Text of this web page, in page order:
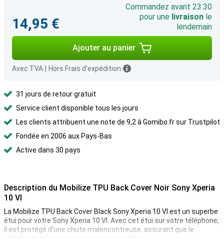
14,95 €
Commandez avant 23:30
pour une livraison le
lendemain
Ajouter au panier
Avec TVA Hors Frais d'expédition
31 jours de retour gratuit
Service client disponible tous les jours
Les clients attribuent une note de 9,2 à Gomibo.fr sur Trustpilot
Fondée en 2006 aux Pays-Bas
Active dans 30 pays
Description du Mobilize TPU Back Cover Noir Sony Xperia
10 VI
La Mobilize TPU Back Cover Black Sony Xperia 10 VI est un superbe
étui pour votre Sony Xperia 10 VI. Avec cet étui sur votre téléphone,
il est protégé d'une chute malencontreuse, assurant que le